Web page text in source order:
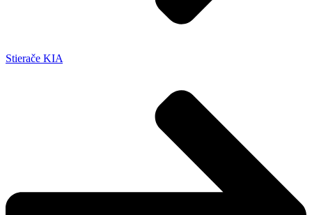
Stierače KIA